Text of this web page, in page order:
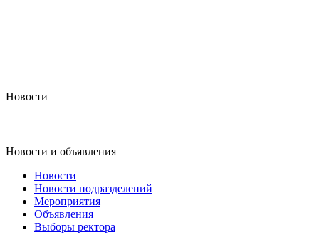
Новости
Новости и объявления
Новости
Новости подразделений
Мероприятия
Объявления
Выборы ректора